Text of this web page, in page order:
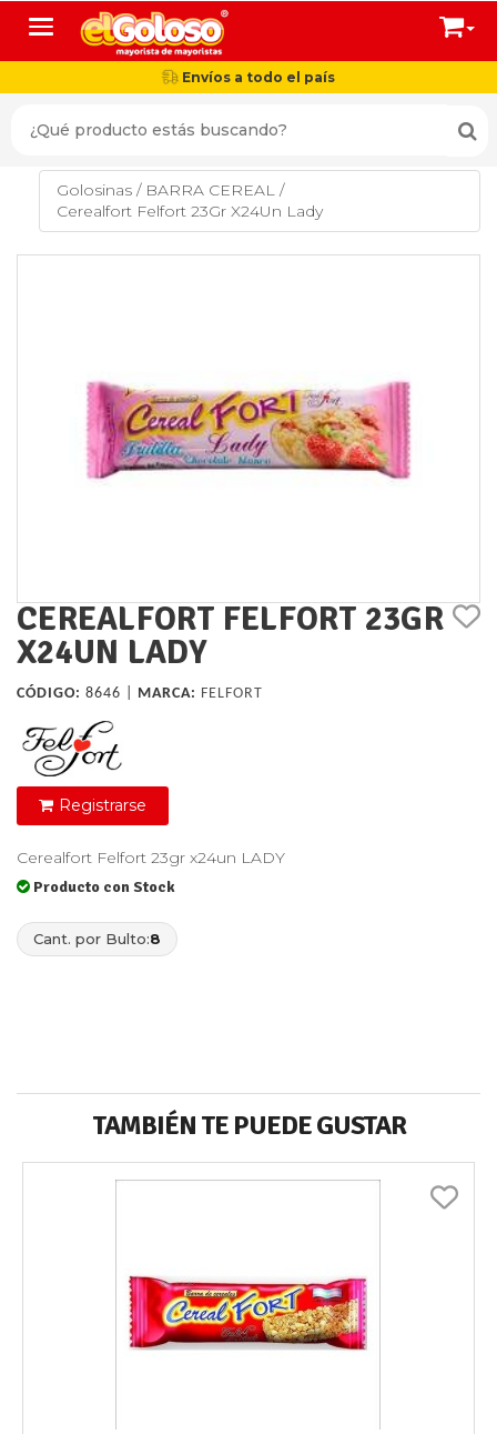
Toggle navigation
Envíos a todo el país
Golosinas / BARRA CEREAL /
Cerealfort Felfort 23Gr X24Un Lady
CEREALFORT FELFORT 23GR
X24UN LADY
CÓDIGO: 8646 | MARCA: FELFORT
Registrarse
Cerealfort Felfort 23gr x24un LADY
Producto con Stock
Cant. por Bulto:8
TAMBIÉN TE PUEDE GUSTAR